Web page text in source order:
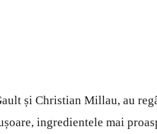
și Christian Millau, au
ingredientele mai